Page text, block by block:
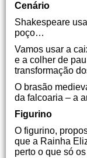
Cenário
Shakespeare
poço…
Vamos usar a
e a colher de
transformação
O brasão
da falcoaria – a
Figurino
O figurino,
que a Rainha
perto o que só